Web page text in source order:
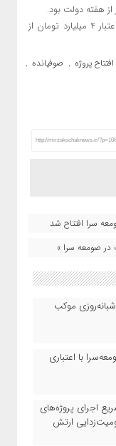
هفته دولت بود.
فاز دوم مجتمع تفریحی اقامتی فانوس شب با اعتبار 4 میلیارد تومان از
افتتاح پروژه , صوفیانده ,
http://mirzakochaknews.ir/
سرا افتتاح شد
در صومعه سرا »
موکب
مدرسه صومعه‌سرا با اعتباری
اجرای پروژه‌های
ارتش